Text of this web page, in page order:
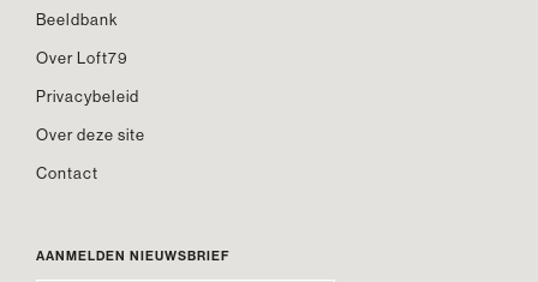
Beeldbank
Over Loft79
Privacybeleid
Over deze site
Contact
AANMELDEN NIEUWSBRIEF